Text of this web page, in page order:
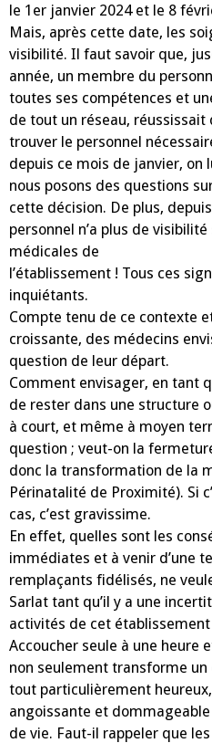
le 1er janvier 2024 et le 8
Mais, après cette date, les
visibilité. Il faut savoir que,
année, un membre du
toutes ses compétences et
de tout un réseau, réussissait
trouver le personnel
depuis ce mois de janvier, on
nous posons des questions
cette décision. De plus,
personnel n’a plus de
médicales de
l’établissement ! Tous ces
inquiétants.
Compte tenu de ce contexte
croissante, des médecins
question de leur départ.
Comment envisager, en tant
de rester dans une structure
à court, et même à moyen
question ; veut-on la
donc la transformation de la
Périnatalité de Proximité). Si
cas, c’est gravissime.
En effet, quelles sont les
immédiates et à venir d’une
remplaçants fidélisés, ne
Sarlat tant qu’il y a une
activités de cet établissement
Accoucher seule à une heure
non seulement transforme
tout particulièrement
angoissante et
de vie. Faut-il rappeler que